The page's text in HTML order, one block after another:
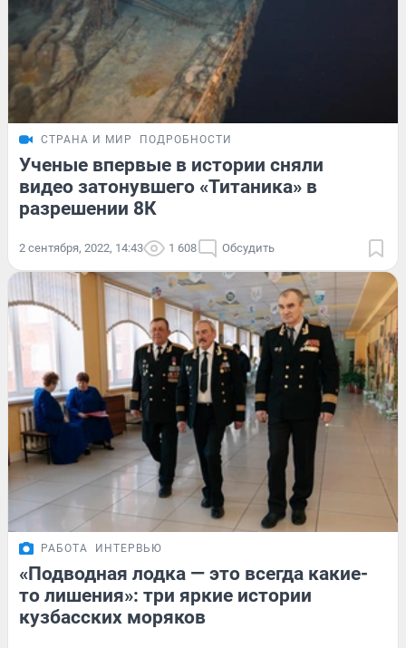
СТРАНА И МИР ПОДРОБНОСТИ
Ученые впервые в истории сняли
видео затонувшего «Титаника» в
разрешении 8К
2 сентября, 2022, 14:43 1 608 Обсудить
РАБОТА ИНТЕРВЬЮ
«Подводная лодка — это всегда какие-
то лишения»: три яркие истории
кузбасских моряков